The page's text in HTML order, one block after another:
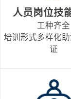
人员岗位技
工种齐全
培训形式多样化
证